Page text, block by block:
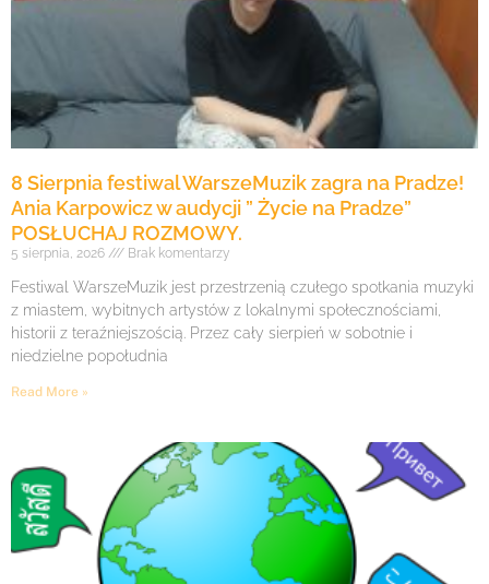
8 Sierpnia festiwal WarszeMuzik zagra na Pradze!
Ania Karpowicz w audycji ” Życie na Pradze”
POSŁUCHAJ ROZMOWY.
5 sierpnia, 2026 Brak komentarzy
Festiwal WarszeMuzik jest przestrzenią czułego spotkania muzyki
z miastem, wybitnych artystów z lokalnymi społecznościami,
historii z teraźniejszością. Przez cały sierpień w sobotnie i
niedzielne popołudnia
Read More »